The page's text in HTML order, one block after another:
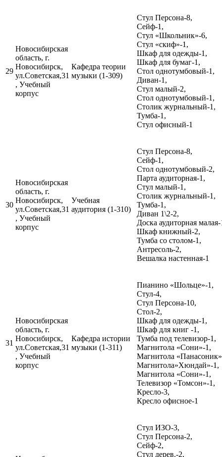
29
Новосибирская
область, г.
Новосибирск,
ул.Советская,31
, Учебный
корпус
Кафедра теории
музыки (1-309)
Стул Персона-8,
Сейф-1,
Стул «Школьник»-6,
Стул «скиф»-1,
Шкаф для одежды-1,
Шкаф для бумаг-1,
Стол однотумбовый-1,
Диван-1,
Стул малый-2,
Стол однотумбовый-1,
Столик журнальный-1,
Тумба-1,
Стул офисный-1
30
Новосибирская
область, г.
Новосибирск,
ул.Советская,31
, Учебный
корпус
Учебная
аудитория (1-310)
Стул Персона-8,
Сейф-1,
Стол однотумбовый-2,
Парта аудиторная-1,
Стул малый-1,
Столик журнальный-1,
Тумба-1,
Диван 1\2-2,
Доска аудиторная
Шкаф книжный-2,
Тумба со столом-1,
Антресоль-2,
Вешалка настенная-1
31
Новосибирская
область, г.
Новосибирск,
ул.Советская,31
, Учебный
корпус
Кафедра истории
музыки (1-311)
Пианино «Шольце»-1,
Стул-4,
Стул Персона-10,
Стол-2,
Шкаф для одежды-1,
Шкаф для книг -1,
Тумба под телевизор-1,
Магнитола «Сони»-1,
Магнитола
Магнитола»Хюндай»-1,
Магнитола «Сони»-1,
Телевизор «Томсон»-1,
Кресло-3,
Кресло офисное-1
Стул ИЗО-3,
Стул Персона-2,
Сейф-2,
Стул дерев.-2,